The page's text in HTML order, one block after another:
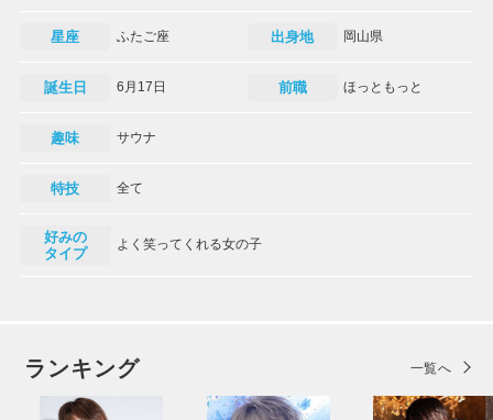
星座 ふたご座 出身地 岡山県
誕生日 6月17日 前職 ほっともっと
趣味 サウナ
特技 全て
好みの
タイプ
よく笑ってくれる女の子
ランキング 一覧へ